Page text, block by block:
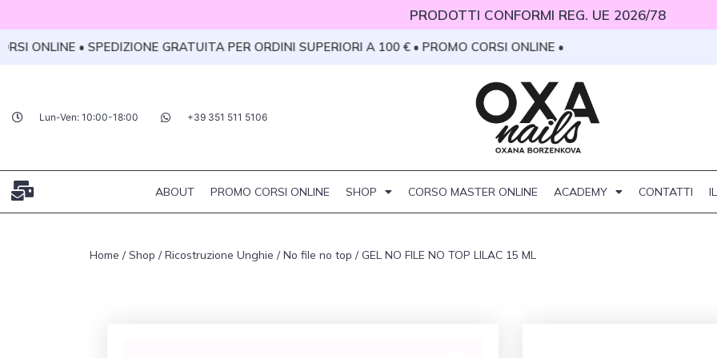
al
contenuto
PRODOTTI CONFORMI REG. UE 2026/78
• SPEDIZIONE GRATUITA PER ORDINI SUPERIORI A 100 € • PROMO CORSI ONLINE •
Lun-Ven: 10:00-18:00 +39 351 511 5106
ABOUT PROMO CORSI ONLINE SHOP CORSO MASTER ONLINE ACADEMY CONTATTI
Home / Shop / Ricostruzione Unghie / No file no top / GEL NO FILE NO TOP LILAC 15 ML